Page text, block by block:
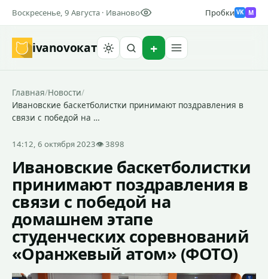
Воскресенье, 9 Августа · Иваново Пробки VK M
ivanovoкат
Главная/Новости/
Ивановские баскетболистки принимают поздравления в
связи с победой на …
14:12, 6 октября 2023👁 3898
Ивановские баскетболистки
принимают поздравления в
связи с победой на
домашнем этапе
студенческих соревнований
«Оранжевый атом» (ФОТО)